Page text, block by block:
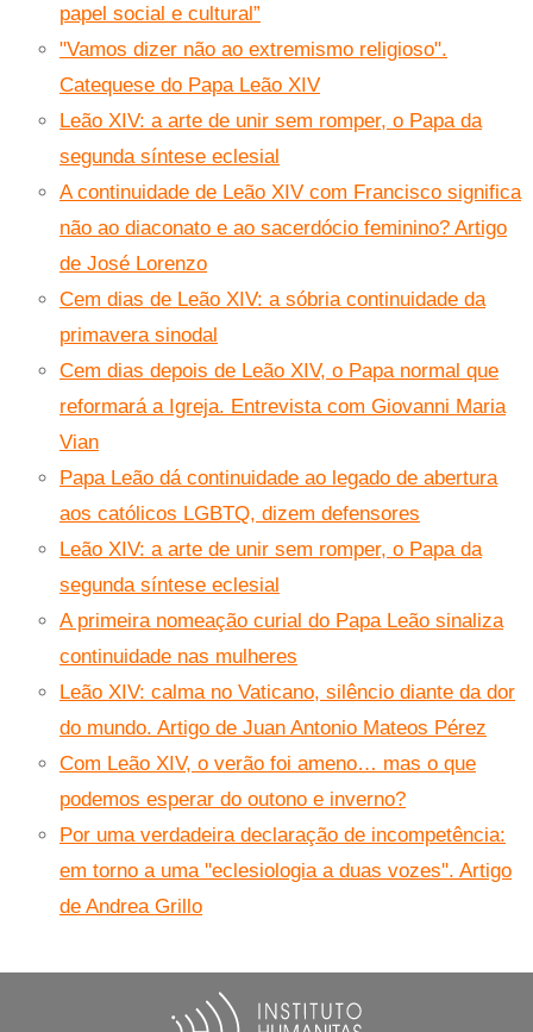
papel social e cultural”
"Vamos dizer não ao extremismo religioso".
Catequese do Papa Leão XIV
Leão XIV: a arte de unir sem romper, o Papa da
segunda síntese eclesial
A continuidade de Leão XIV com Francisco significa
não ao diaconato e ao sacerdócio feminino? Artigo
de José Lorenzo
Cem dias de Leão XIV: a sóbria continuidade da
primavera sinodal
Cem dias depois de Leão XIV, o Papa normal que
reformará a Igreja. Entrevista com Giovanni Maria
Vian
Papa Leão dá continuidade ao legado de abertura
aos católicos LGBTQ, dizem defensores
Leão XIV: a arte de unir sem romper, o Papa da
segunda síntese eclesial
A primeira nomeação curial do Papa Leão sinaliza
continuidade nas mulheres
Leão XIV: calma no Vaticano, silêncio diante da dor
do mundo. Artigo de Juan Antonio Mateos Pérez
Com Leão XIV, o verão foi ameno… mas o que
podemos esperar do outono e inverno?
Por uma verdadeira declaração de incompetência:
em torno a uma ''eclesiologia a duas vozes''. Artigo
de Andrea Grillo